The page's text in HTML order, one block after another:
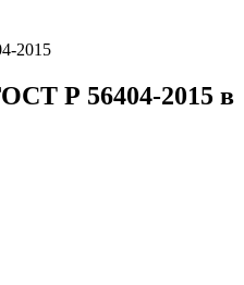
2015
Р 56404-2015 в